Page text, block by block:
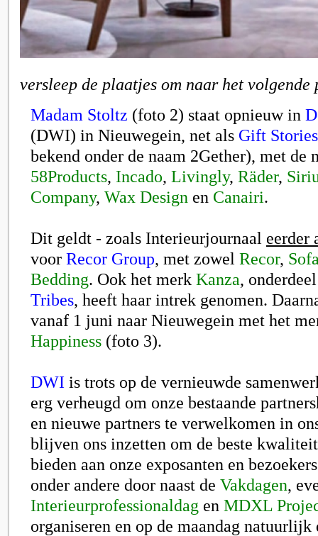
versleep de plaatjes om naar het
Madam Stoltz (foto 2) staat opnieuw in
(DWI) in Nieuwegein, net als Gift Stories
bekend onder de naam 2Gether), met de
58Products, Incado, Livingly, Räder,
Company, Wax Design en Canairi.
Dit geldt - zoals Interieurjournaal eerder
voor Recor Group, met zowel Recor,
Bedding. Ook het merk Kanza,
Tribes, heeft haar intrek genomen.
vanaf 1 juni naar Nieuwegein met het
Happiness (foto 3).
DWI is trots op de vernieuwde
erg verheugd om onze bestaande
en nieuwe partners te verwelkomen in
blijven ons inzetten om de beste
bieden aan onze exposanten en
onder andere door naast de Vakdagen,
Interieurprofessionaldag en MDXL
organiseren en op de maandag natuurlijk